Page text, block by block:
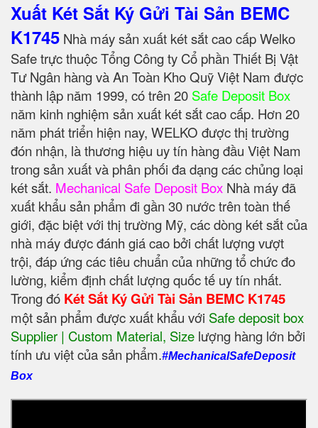
Xuất Két Sắt Ký Gửi Tài Sản BEMC
K1745 Nhà máy sản xuất két sắt cao cấp Welko
Safe trực thuộc Tổng Công ty Cổ phần Thiết Bị Vật
Tư Ngân hàng và An Toàn Kho Quỹ Việt Nam được
thành lập năm 1999, có trên 20 Safe Deposit Box
năm kinh nghiệm sản xuất két sắt cao cấp. Hơn 20
năm phát triển hiện nay, WELKO được thị trường
đón nhận, là thương hiệu uy tín hàng đầu Việt Nam
trong sản xuất và phân phối đa dạng các chủng loại
két sắt. Mechanical Safe Deposit Box Nhà máy đã
xuất khẩu sản phẩm đi gần 30 nước trên toàn thế
giới, đặc biệt với thị trường Mỹ, các dòng két sắt của
nhà máy được đánh giá cao bởi chất lượng vượt
trội, đáp ứng các tiêu chuẩn của những tổ chức đo
lường, kiểm định chất lượng quốc tế uy tín nhất.
Trong đó Két Sắt Ký Gửi Tài Sản BEMC K1745
một sản phẩm được xuất khẩu với Safe deposit box
Supplier | Custom Material, Size ‎ lượng hàng lớn bởi
tính ưu việt của sản phẩm.#MechanicalSafeDeposit
Box